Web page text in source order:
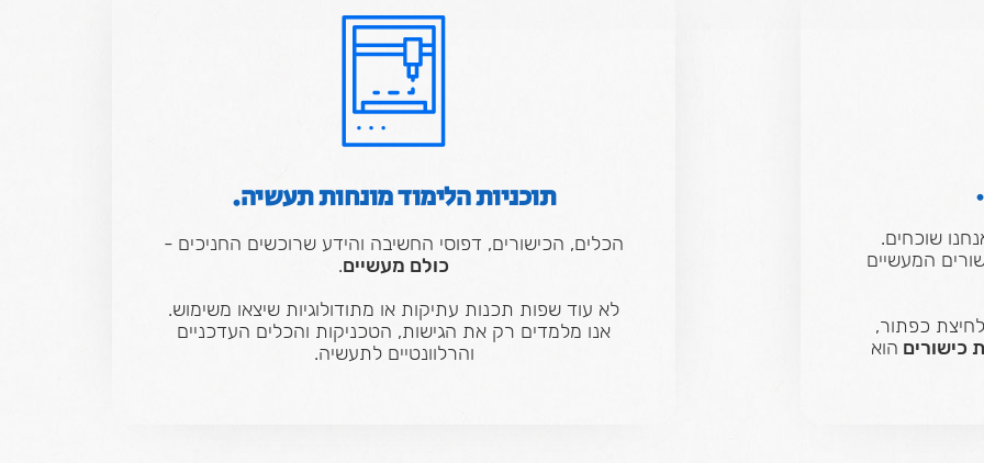
שוכחים.
המעשיים
כפתור,
כישורים הוא
תוכניות הלימוד מונחות תעשיה.
הכלים, הכישורים, דפוסי החשיבה והידע שרוכשים החניכים -
כולם מעשיים.
לא עוד שפות תכנות עתיקות או מתודולוגיות שיצאו משימוש.
אנו מלמדים רק את הגישות, הטכניקות והכלים העדכניים
והרלוונטיים לתעשיה.